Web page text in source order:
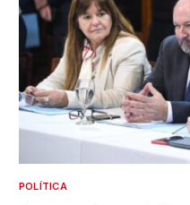
POLÍTICA